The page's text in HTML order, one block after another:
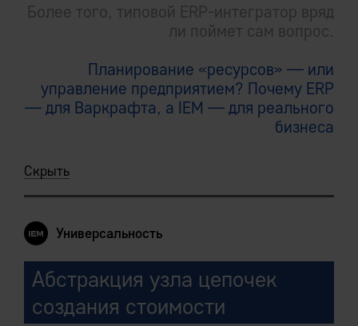
Более того, типовой ERP-интегратор вряд
ли поймет сам вопрос.
Планирование «ресурсов» — или
управление предприятием? Почему ERP
— для Варкрафта, а IEM — для реального
бизнеса
Скрыть
Универсальность
Абстракция узла цепочек
создания стоимости